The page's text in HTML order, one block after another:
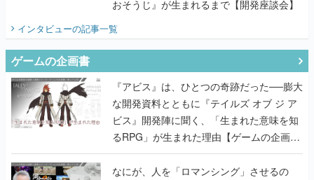
おそうじ』が生まれるまで【開発座談会】
インタビューの記事一覧
ゲームの企画書
『アビス』は、ひとつの奇跡だった──膨大
な開発資料とともに『テイルズ オブ ジ ア
ビス』開発陣に聞く、「生まれた意味を知
るRPG」が生まれた理由【ゲームの企画
書】
なにが、人を「ロマンシング」させるの